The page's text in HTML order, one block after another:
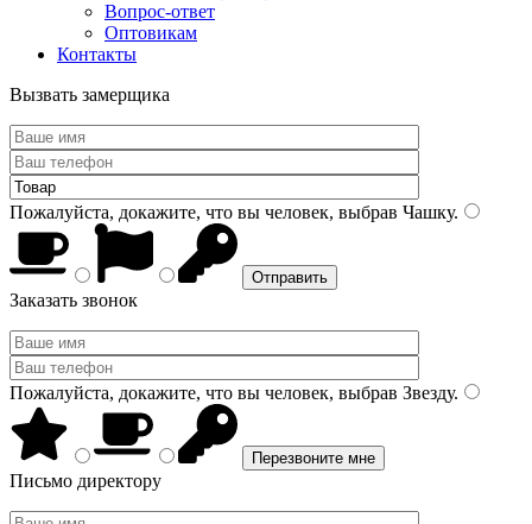
Вопрос-ответ
Оптовикам
Контакты
Вызвать замерщика
Пожалуйста, докажите, что вы человек, выбрав Чашку.
Заказать звонок
Пожалуйста, докажите, что вы человек, выбрав Звезду.
Письмо директору